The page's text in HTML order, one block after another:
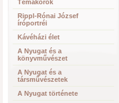
Témakörök
Rippl-Rónai József
íróportréi
Kávéházi élet
A Nyugat és a
könyvművészet
A Nyugat és a
társművészetek
A Nyugat története